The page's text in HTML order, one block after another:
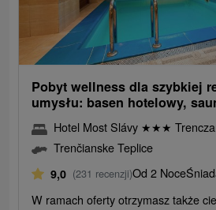
Pobyt wellness dla szybkiej
umysłu: basen hotelowy,
Hotel Most Slávy ★★★
Trenčianske Teplice
9,0 (231 recenzji)Od 2 Noce
W ramach oferty otrzymasz także